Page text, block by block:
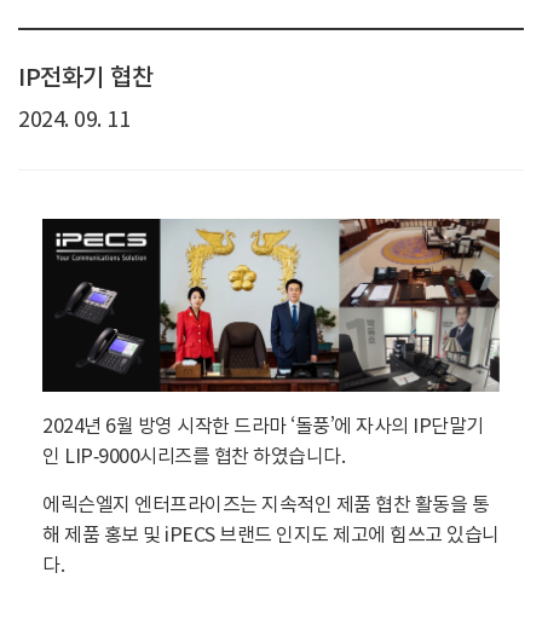
IP전화기 협찬
2024. 09. 11
2024년 6월 방영 시작한 드라마 ‘돌풍’에 자사의 IP단말기
인 LIP-9000시리즈를 협찬 하였습니다.
에릭슨엘지 엔터프라이즈는 지속적인 제품 협찬 활동을 통
해 제품 홍보 및 iPECS 브랜드 인지도 제고에 힘쓰고 있습니
다.